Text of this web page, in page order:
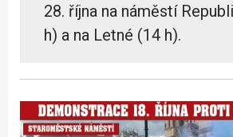
28. října na náměstí
h) a na Letné (14 h).